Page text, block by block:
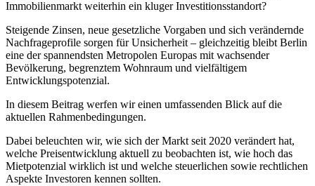
Immobilienmarkt weiterhin ein kluger Investitionsstandort?
Steigende Zinsen, neue gesetzliche Vorgaben und sich verändernde
Nachfrageprofile sorgen für Unsicherheit – gleichzeitig bleibt Berlin
eine der spannendsten Metropolen Europas mit wachsender
Bevölkerung, begrenztem Wohnraum und vielfältigem
Entwicklungspotenzial.
In diesem Beitrag werfen wir einen umfassenden Blick auf die
aktuellen Rahmenbedingungen.
Dabei beleuchten wir, wie sich der Markt seit 2020 verändert hat,
welche Preisentwicklung aktuell zu beobachten ist, wie hoch das
Mietpotenzial wirklich ist und welche steuerlichen sowie rechtlichen
Aspekte Investoren kennen sollten.